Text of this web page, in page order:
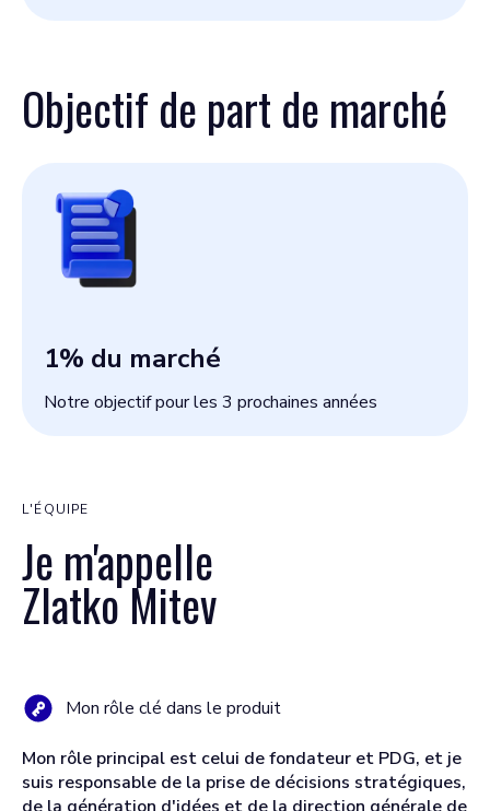
Objectif de part de marché
1% du marché
Notre objectif pour les 3 prochaines années
L'ÉQUIPE
Je m'appelle
Zlatko Mitev
Mon rôle clé dans le produit
Mon rôle principal est celui de fondateur et PDG, et je
suis responsable de la prise de décisions stratégiques,